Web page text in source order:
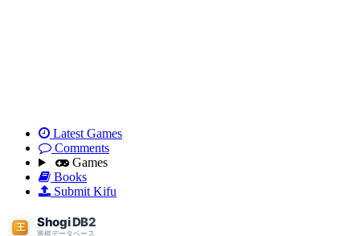
Latest Games
Comments
Games
Books
Submit Kifu